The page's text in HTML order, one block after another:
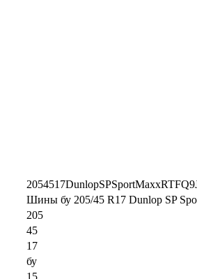
Шины бу 205/45 R17 Dunlop SP
205
45
17
бу
15